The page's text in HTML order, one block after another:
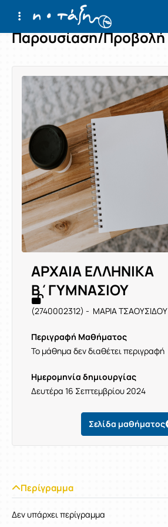
Παρουσίαση/Προβολή
ΑΡΧΑΙΑ ΕΛΛΗΝΙΚΑ
Β΄ΓΥΜΝΑΣΙΟΥ
(2740002312) - ΜΑΡΙΑ ΤΣΑΟΥΣΙΔΟΥ
Περιγραφή Μαθήματος
Το μάθημα δεν διαθέτει περιγραφή
Ημερομηνία δημιουργίας
Δευτέρα 16 Σεπτεμβρίου 2024
Σελίδα μαθήματος
Περίγραμμα
Δεν υπάρχει περίγραμμα